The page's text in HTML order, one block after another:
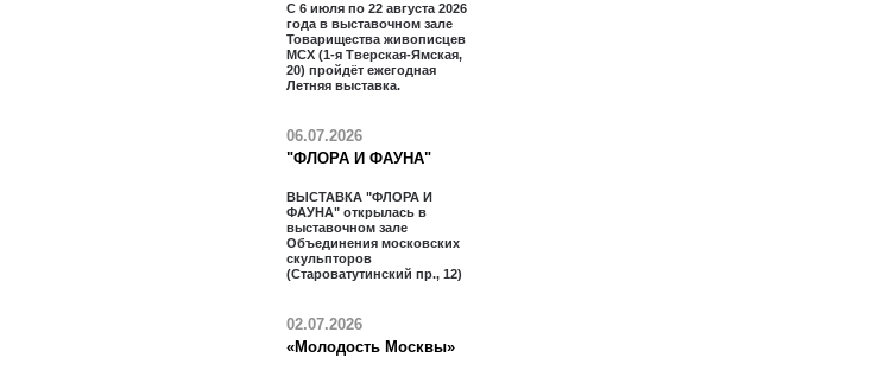
С 6 июля по 22 августа 2026
года в выставочном зале
Товарищества живописцев
МСХ (1-я Тверская-Ямская,
20) пройдёт ежегодная
Летняя выставка.
06.07.2026
"ФЛОРА И ФАУНА"
ВЫСТАВКА "ФЛОРА И
ФАУНА" открылась в
выставочном зале
Объединения московских
скульпторов
(Староватутинский пр., 12)
02.07.2026
«Молодость Москвы»